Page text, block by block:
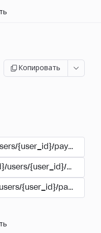
Копировать
{user_id}/
users/{user_id}/
{user_id}/